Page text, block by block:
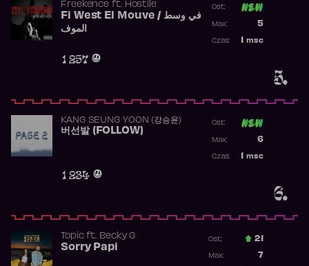
5.
Freekence ft. Hostile
Fi West El Mouve / في وسط
الموف
1 257
Ost:
5
Max:
msc
Czas:
6.
KANG SEUNG YOON (강승윤)
버선발 (FOLLOW)
1 234
Ost:
6
Max:
msc
Czas:
Topicft. Becky G
Sorry Papi
Ost.: 21
7
Max: